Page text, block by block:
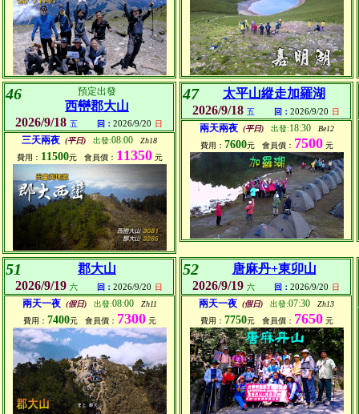
46 預定出發
西巒郡大山
2026/9/18 五 回： 2026/9/20 日
三天兩夜 (平日) 出發:08:00
Zh18
費用： 11500元 會員價： 11350元
47
太平山縱走加羅湖
2026/9/18 五 回： 2026/9/20 日
兩天兩夜 (平日) 出發:18:30
Be12
費用： 7600元 會員價： 7500元
51
郡大山
2026/9/19 六 回： 2026/9/20 日
兩天一夜 (假日) 出發:08:00
Zh11
費用： 7400元 會員價： 7300元
52
唐麻丹+東卯山
2026/9/19 六 回： 2026/9/20 日
兩天一夜 (假日) 出發:07:30
Zh13
費用： 7750元 會員價： 7650元